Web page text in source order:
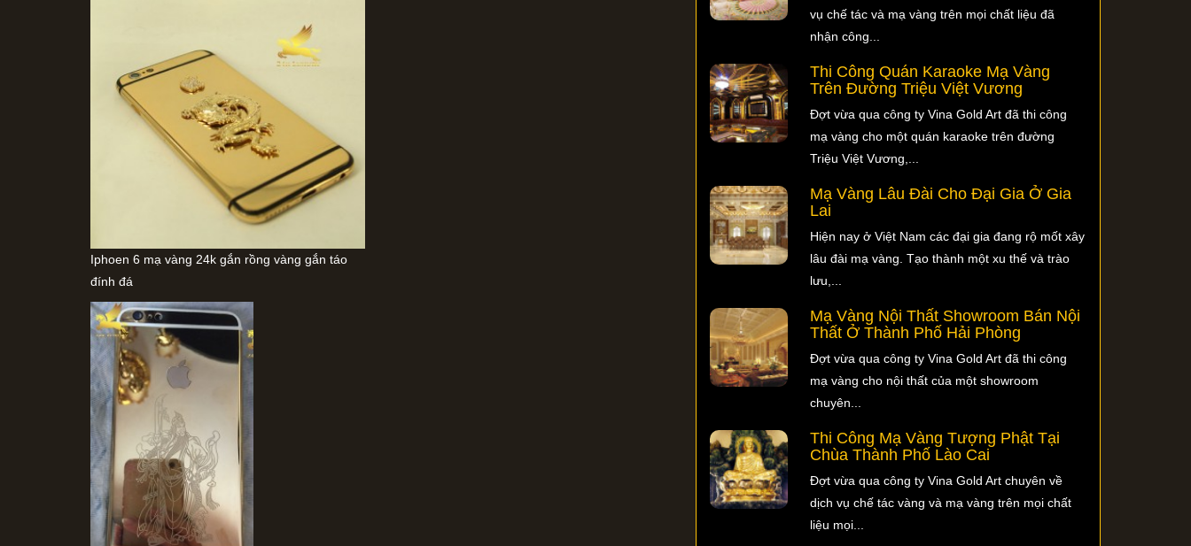
Iphoen 6 mạ vàng 24k gắn rồng vàng gắn táo
đính đá
vụ chế tác và mạ vàng trên mọi chất liệu đã
nhận công...
Thi Công Quán Karaoke Mạ Vàng
Trên Đường Triệu Việt Vương
Đợt vừa qua công ty Vina Gold Art đã thi công
mạ vàng cho một quán karaoke trên đường
Triệu Việt Vương,...
Mạ Vàng Lâu Đài Cho Đại Gia Ở Gia
Lai
Hiện nay ở Việt Nam các đại gia đang rộ mốt xây
lâu đài mạ vàng. Tạo thành một xu thế và trào
lưu,...
Mạ Vàng Nội Thất Showroom Bán Nội
Thất Ở Thành Phố Hải Phòng
Đợt vừa qua công ty Vina Gold Art đã thi công
mạ vàng cho nội thất của một showroom
chuyên...
Thi Công Mạ Vàng Tượng Phật Tại
Chùa Thành Phố Lào Cai
Đợt vừa qua công ty Vina Gold Art chuyên về
dịch vụ chế tác vàng và mạ vàng trên mọi chất
liệu mọi...